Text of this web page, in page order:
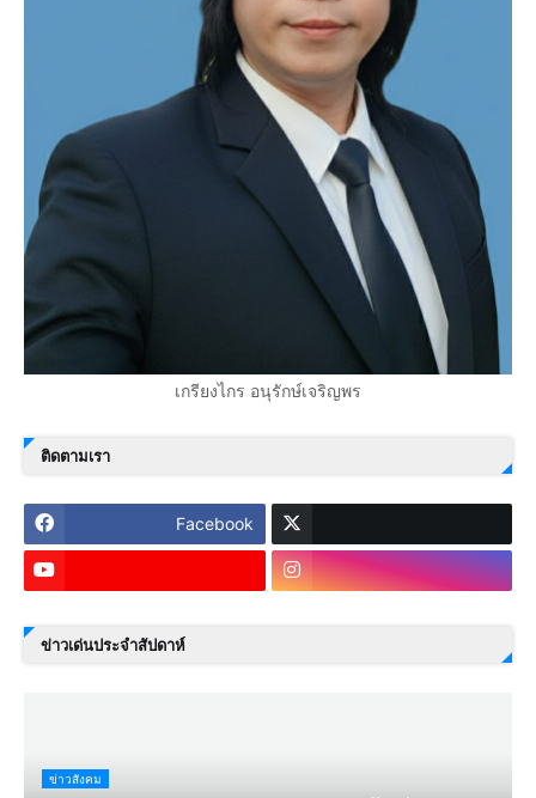
เกรียงไกร อนุรักษ์เจริญพร
ติดตามเรา
Facebook
ข่าวเด่นประจำสัปดาห์
ข่าวสังคม